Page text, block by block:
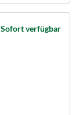
Sofort verfügbar